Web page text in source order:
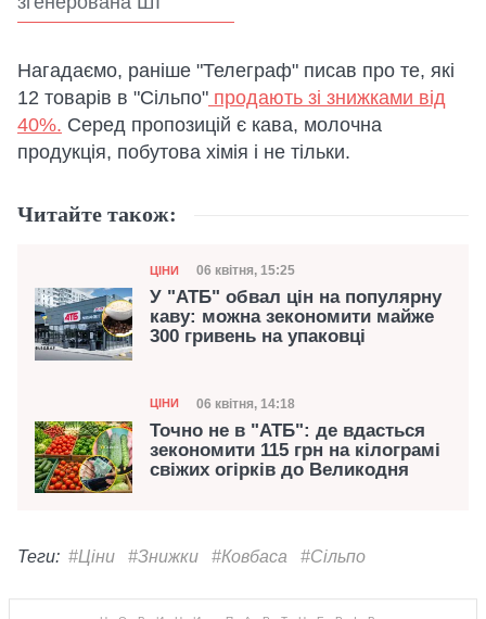
Нагадаємо, раніше "Телеграф" писав про те, які
12 товарів в "Сільпо" продають зі знижками від
40%. Серед пропозицій є кава, молочна
продукція, побутова хімія і не тільки.
Читайте також:
Категорія
ЦІНИ Дата публікації
06 квітня, 15:25
У "АТБ" обвал цін на популярну
каву: можна зекономити майже
300 гривень на упаковці
Категорія
ЦІНИ Дата публікації
06 квітня, 14:18
Точно не в "АТБ": де вдасться
зекономити 115 грн на кілограмі
свіжих огірків до Великодня
Теги: #Ціни #Знижки #Ковбаса #Сільпо